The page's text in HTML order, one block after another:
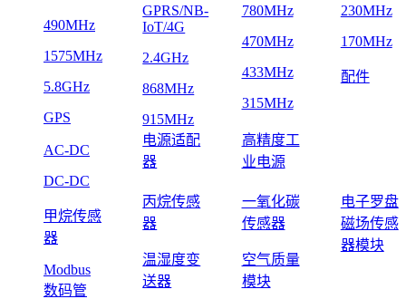
490MHz
1575MHz
5.8GHz
GPS
GPRS/NB-
IoT/4G
2.4GHz
868MHz
915MHz
780MHz
470MHz
433MHz
315MHz
230MHz
170MHz
配件
AC-DC
DC-DC
电源适配
器
高精度工
业电源
甲烷传感
器
Modbus
数码管
丙烷传感
器
温湿度变
送器
一氧化碳
传感器
空气质量
模块
电子罗盘
磁场传感
器模块